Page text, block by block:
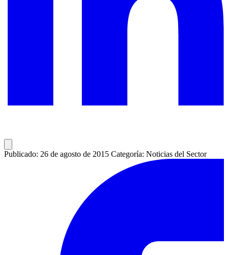
Publicado: 26 de agosto de 2015 Categoría: Noticias del Sector